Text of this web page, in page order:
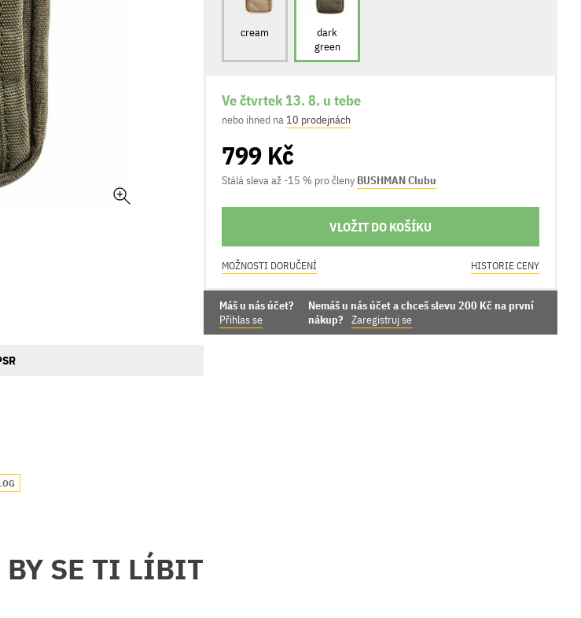
cream
dark
green
Ve čtvrtek 13. 8. u tebe
nebo ihned na 10 prodejnách
799 Kč
Stálá sleva až -15 % pro členy BUSHMAN Clubu
VLOŽIT DO KOŠÍKU
MOŽNOSTI DORUČENÍ HISTORIE CENY
Máš u nás účet?
Přihlas se
Nemáš u nás účet a chceš slevu 200 Kč na první
nákup?
Zaregistruj se
BY SE TI LÍBIT